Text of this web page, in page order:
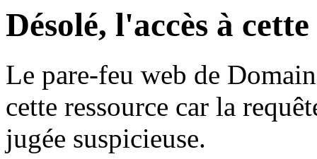
Désolé, l'accès à
Le pare-feu web de
cette ressource car la
jugée suspicieuse.